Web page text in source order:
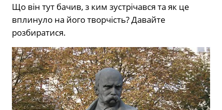
Що він тут бачив, з ким зустрічався та як це
вплинуло на його творчість? Давайте
розбиратися.